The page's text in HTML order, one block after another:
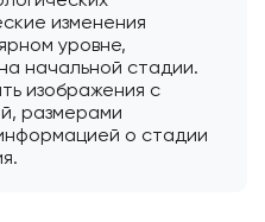
изменения
уровне,
начальной стадии.
изображения с
размерами
о стадии